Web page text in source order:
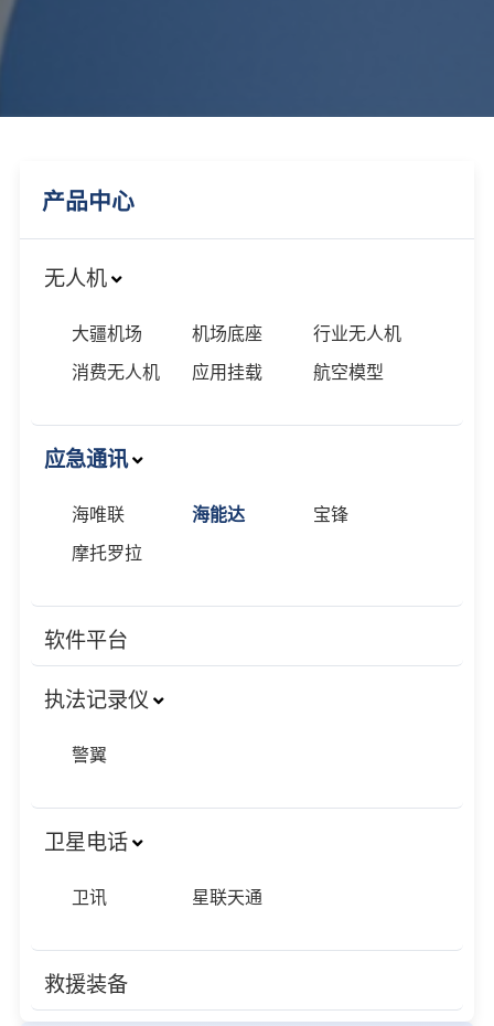
产品中心
无人机
大疆机场 机场底座 行业无人机
消费无人机 应用挂载 航空模型
应急通讯
海唯联 海能达 宝锋
摩托罗拉
软件平台
执法记录仪
警翼
卫星电话
卫讯 星联天通
救援装备